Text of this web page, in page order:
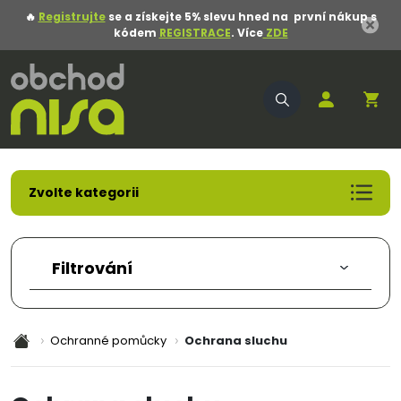
🔥 Registrujtese a získejte 5% slevu hned na první nákup s
kódem REGISTRACE. VíceZDE
Ochranné pomůcky Ochrana sluchu
Zvolte kategorii
Pracovní oděvy
Pracovní obuv
Oděvy
Obuv
Filtrování